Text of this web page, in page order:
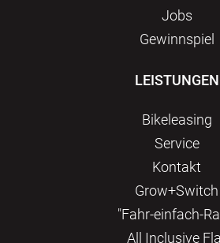
Jobs
Gewinnspiel
LEISTUNGEN
Bikeleasing
Service
Kontakt
Grow+Switch
"Fahr-einfach-
All Inclusive